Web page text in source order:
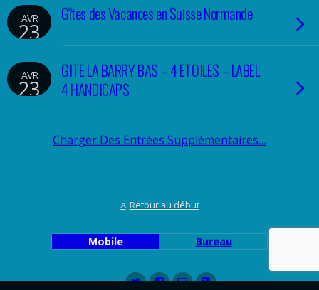
AVR
23
Gîtes des Vacances en Suisse Normande
AVR
23
GITE LA BARRY BAS – 4 ETOILES – LABEL
4 HANDICAPS
Charger Des Entrées Supplémentaires…
Retour au début
Mobile Bureau